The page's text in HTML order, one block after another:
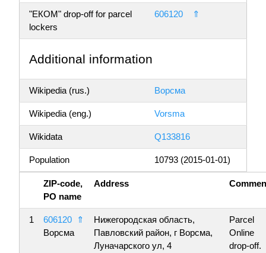
"ЕКОМ" drop-off for parcel
lockers
606120 ⇑
Additional information
Wikipedia (rus.) Ворсма
Wikipedia (eng.) Vorsma
Wikidata Q133816
Population 10793 (2015-01-01)
ZIP-code,
PO name
Address
1 606120
⇑
Ворсма
Нижегородская область,
Павловский район, г Ворсма,
Луначарского ул, 4
Parcel
Online
drop-off.